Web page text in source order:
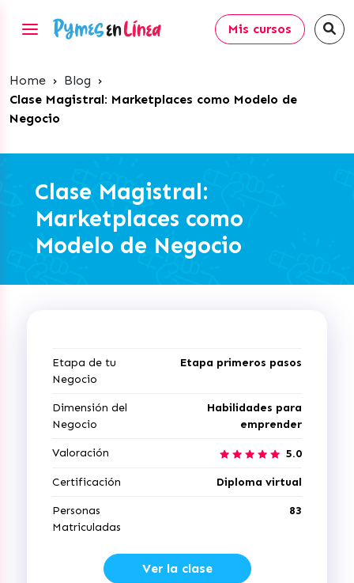
Mis cursos
Home › Blog ›
Clase Magistral: Marketplaces como Modelo de
Negocio
Clase Magistral:
Marketplaces como
Modelo de Negocio
Etapa de tu
Negocio
Etapa primeros pasos
Dimensión del
Negocio
Habilidades para
emprender
Valoración 5.0
Certificación Diploma virtual
Personas
Matriculadas
83
Ver la clase